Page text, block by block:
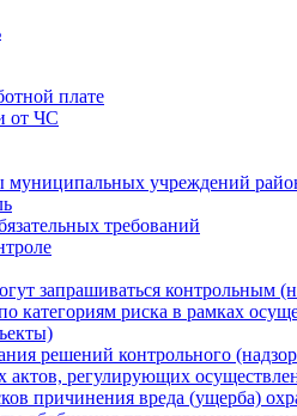
плате
от ЧС
муниципальных учреждений
требований
запрашиваться контрольным
категориям риска в рамках
решений контрольного
регулирующих
причинения вреда (ущерба)